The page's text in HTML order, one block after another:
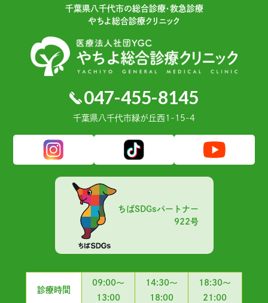
千葉県⼋千代市の総合診療・救急診療
やちよ総合診療クリニック
047-455-8145
千葉県⼋千代市緑が丘⻄1-15-4
ちばSDGsパートナー
922号
診療時間
09:00～
13:00
14:30～
18:00
18:30～
21:00